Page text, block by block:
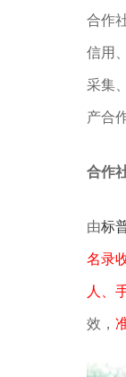
合作
信用
采集、
产合
合作
由标
名录
人、
效，